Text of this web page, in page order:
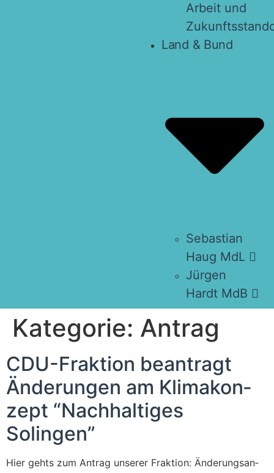
Arbeit und
Land & Bund
Sebas­ti­an
Haug MdL
Jür­gen
Hardt MdB
Kategorie: Antrag
CDU-Frak­ti­on bean­tragt
Ände­run­gen am Kli­ma­kon­
zept “Nach­hal­ti­ges
Solingen”
Hier gehts zum Antrag unse­rer Frak­ti­on: Ände­rungs­an­